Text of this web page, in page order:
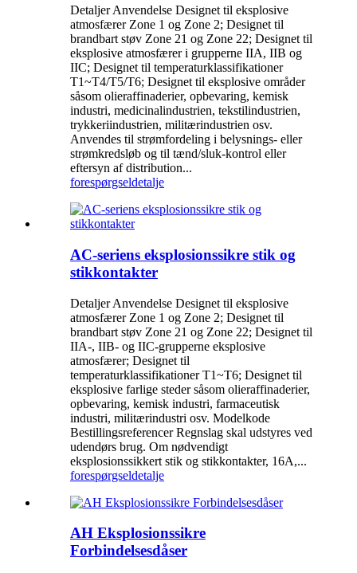
Detaljer Anvendelse Designet til eksplosive
atmosfærer Zone 1 og Zone 2; Designet til
brandbart støv Zone 21 og Zone 22; Designet til
eksplosive atmosfærer i grupperne IIA, IIB og
IIC; Designet til temperaturklassifikationer
T1~T4/T5/T6; Designet til eksplosive områder
såsom olieraffinaderier, opbevaring, kemisk
industri, medicinalindustrien, tekstilindustrien,
trykkeriindustrien, militærindustrien osv.
Anvendes til strømfordeling i belysnings- eller
strømkredsløb og til tænd/sluk-kontrol eller
eftersyn af distribution...
forespørgseldetalje
AC-seriens eksplosionssikre stik og
stikkontakter
Detaljer Anvendelse Designet til eksplosive
atmosfærer Zone 1 og Zone 2; Designet til
brandbart støv Zone 21 og Zone 22; Designet til
IIA-, IIB- og IIC-grupperne eksplosive
atmosfærer; Designet til
temperaturklassifikationer T1~T6; Designet til
eksplosive farlige steder såsom olieraffinaderier,
opbevaring, kemisk industri, farmaceutisk
industri, militærindustri osv. Modelkode
Bestillingsreferencer Regnslag skal udstyres ved
udendørs brug. Om nødvendigt
eksplosionssikkert stik og stikkontakter, 16A,...
forespørgseldetalje
AH Eksplosionssikre
Forbindelsesdåser